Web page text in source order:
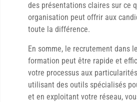
des présentations claires sur ce
organisation peut offrir aux
toute la différence.
En somme, le recrutement dans
formation peut être rapide et
votre processus aux
utilisant des outils spécialisés
et en exploitant votre réseau,